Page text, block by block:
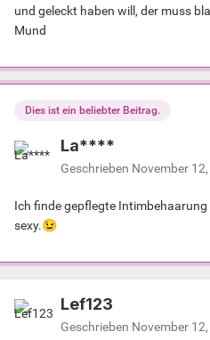
und geleckt haben will, der muss
Mund
Dies ist ein beliebter Beitrag.
La****
Geschrieben November
Ich finde gepflegte
sexy.😉
Lef123
Geschrieben November